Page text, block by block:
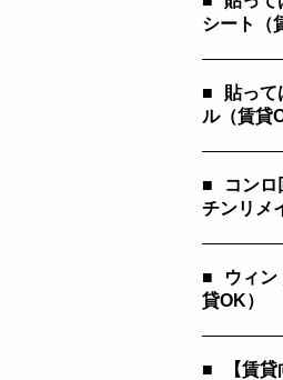
シート（
■
貼って
ル（賃貸
■
コンロ
チンリメ
■
ウィ
貸OK）
■
【賃